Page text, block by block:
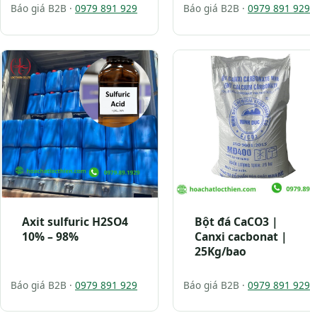
Báo giá B2B · 0979 891 929 Báo giá B2B · 0979 891 929
Axit sulfuric H2SO4
10% – 98%
Báo giá B2B · 0979 891 929
Bột đá CaCO3 |
Canxi cacbonat |
25Kg/bao
Báo giá B2B · 0979 891 929